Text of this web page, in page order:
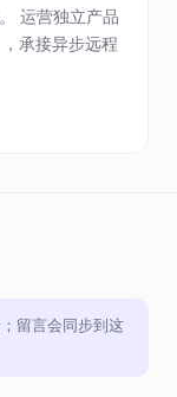
运营独立产品
承接异步远程
留言会同步到这